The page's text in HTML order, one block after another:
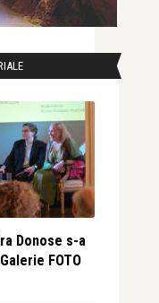
Donose s-a
FOTO